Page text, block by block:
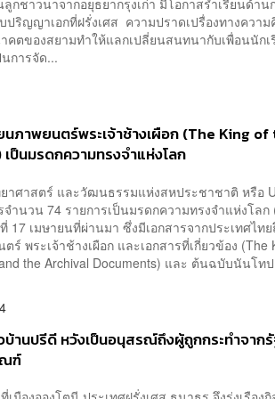
ชาวนาจากอยุธยากรุงเก่า มีโอกาสร่ำเรียนด้าน
ปริญญาเอกที่ฝรั่งเศส ​ความปราดเปรื่องทางควา
คตของสยามทำให้แลกเปลี่ยนสนทนากับเพื่อนนักเ
การจัด...
นภาพยนตร์พระเจ้าช้างเผือก (The King
ป็นมรดกความทรงจำแห่งโลก
าศาสตร์ และวัฒนธรรมแห่งสหประชาชาติ หรือ
ำนวน 74 รายการเป็นมรดกความทรงจำแห่งโลก
17 เมษายนที่ผ่านมา ซึ่งมีเอกสารจากประเทศไทย
ร์ พระเจ้าช้างเผือก และเอกสารที่เกี่ยวข้อง (The
the Archival Documents) และ ต้นฉบับนันโท
านปรีดี หวังเป็นอนุสรณ์ถึงผู้ถูกกระทำจาก
ฑ์